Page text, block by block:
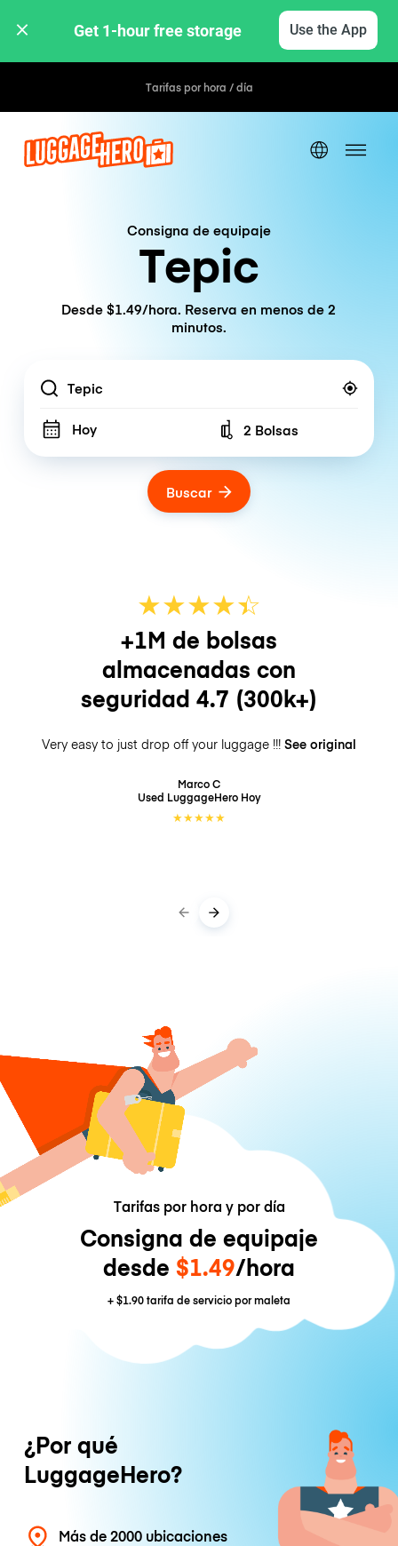
Get 1-hour free storage Use the App
Tarifas por hora / día
Consigna de equipaje
Tepic
Desde $1.49/hora. Reserva en menos de 2
minutos.
Location
Hoy Number of bags
2 Bolsas
Buscar
★★★★☆
★
+1M de bolsas
almacenadas con
seguridad 4.7 (300k+)
Very easy to just drop off your luggage !!! See original
Marco C
Used LuggageHero Hoy
★★★★★
Tarifas por hora y por día
Consigna de equipaje
desde $1.49/hora
+$1.90tarifa de servicio por maleta
¿Por qué
LuggageHero?
Más de 2000 ubicaciones